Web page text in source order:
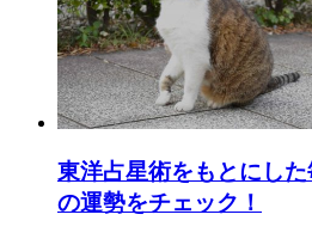
東洋占星術をもとにし
の運勢をチェック！